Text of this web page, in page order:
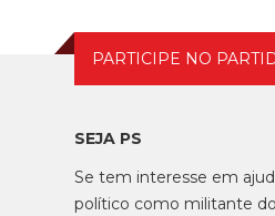
PARTICIPE NO
SEJA PS
Se tem interesse em
político como militante